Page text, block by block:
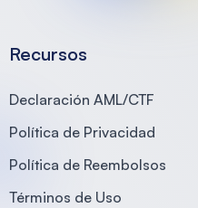
Recursos
Declaración AML/CTF
Política de Privacidad
Política de Reembolsos
Términos de Uso